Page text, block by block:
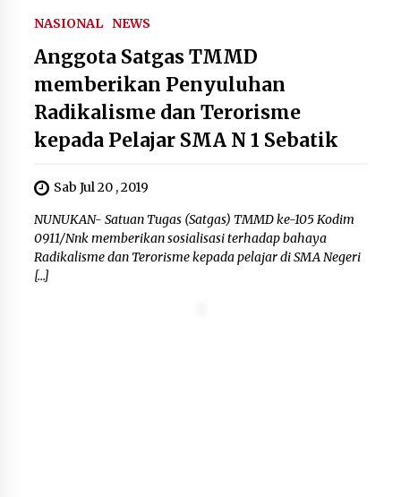
Gratis dan Penguatan Royalti
6 Agustus 2026
Dikunjungi PWI, Wawan Fauzi: Peran
hingga Fatal
NASIONAL NEWS
Anggota Satgas TMMD
memberikan Penyuluhan
Radikalisme dan Terorisme
kepada Pelajar SMA N 1 Sebatik
Sab Jul 20 , 2019
NUNUKAN- Satuan Tugas (Satgas) TMMD ke-105 Kodim
0911/Nnk memberikan sosialisasi terhadap bahaya
Radikalisme dan Terorisme kepada pelajar di SMA Negeri
[…]